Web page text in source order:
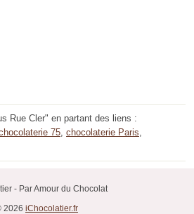
Rue Cler" en partant des liens :
75, chocolaterie Paris,
- Par Amour du Chocolat
2026 iChocolatier.fr